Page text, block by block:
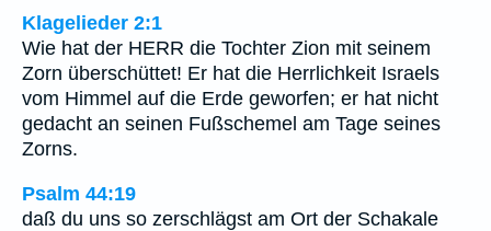
Klagelieder 2:1
Wie hat der HERR die Tochter Zion mit seinem
Zorn überschüttet! Er hat die Herrlichkeit Israels
vom Himmel auf die Erde geworfen; er hat nicht
gedacht an seinen Fußschemel am Tage seines
Zorns.
Psalm 44:19
daß du uns so zerschlägst am Ort der Schakale